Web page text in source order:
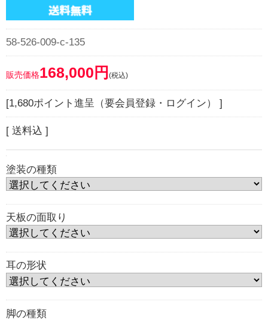
58-526-009-c-135
販売価格168,000円 (税込)
[1,680ポイント進呈（要会員登録・ログイン） ]
[ 送料込 ]
塗装の種類
天板の面取り
耳の形状
脚の種類